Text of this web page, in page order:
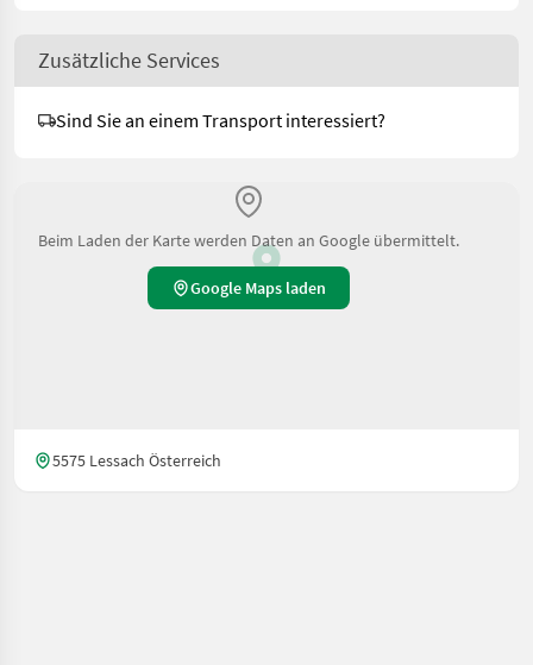
Zusätzliche Services
Sind Sie an einem Transport interessiert?
Beim Laden der Karte werden Daten an Google übermittelt.
Google Maps laden
5575 Lessach Österreich